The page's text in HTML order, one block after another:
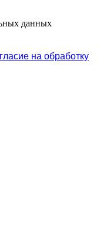
данных
на обработку